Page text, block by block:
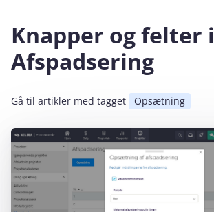
Knapper og felter i
Afspadsering
Gå til artikler med tagget Opsætning